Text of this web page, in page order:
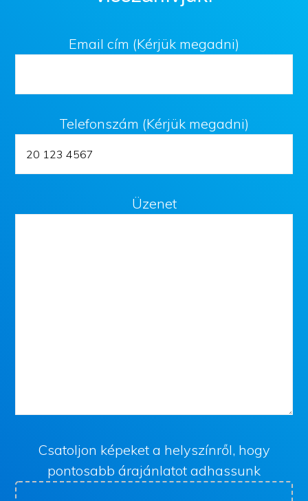
Email cím (Kérjük megadni)
Telefonszám (Kérjük megadni)
Üzenet
Csatoljon képeket a helyszínről, hogy
pontosabb árajánlatot adhassunk